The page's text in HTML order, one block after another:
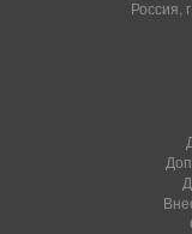
Россия,